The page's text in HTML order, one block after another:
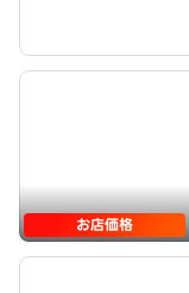
お店価格